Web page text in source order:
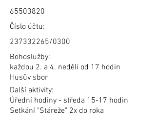
65503820
Číslo účtu:
237332265/0300
Bohoslužby:
každou 2. a 4. neděli od 17 hodin
Husův sbor
Další aktivity:
Úřední hodiny - středa 15-17 hodin
Setkání "Stáreže" 2x do roka